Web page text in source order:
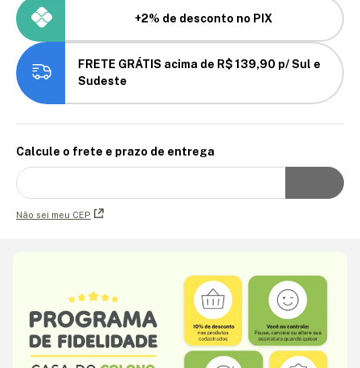
+2% de desconto no PIX
FRETE GRÁTIS acima de R$ 139,90 p/ Sul e
Sudeste
Calcule o frete e prazo de entrega
Não sei meu CEP